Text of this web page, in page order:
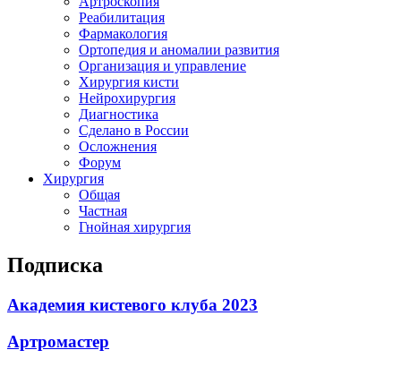
Реабилитация
Фармакология
Ортопедия и аномалии развития
Организация и управление
Хирургия кисти
Нейрохирургия
Диагностика
Сделано в России
Осложнения
Форум
Хирургия
Общая
Частная
Гнойная хирургия
Подписка
Академия кистевого клуба 2023
Артромастер